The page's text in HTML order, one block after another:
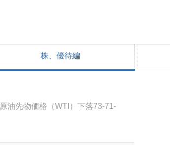
株、優待編
油先物価格（WTI）下落73-71-